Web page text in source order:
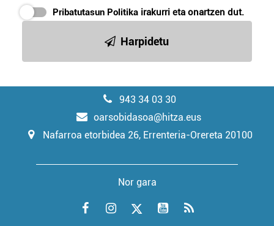
Pribatutasun Politika irakurri eta onartzen dut.
Harpidetu
943 34 03 30
oarsobidasoa@hitza.eus
Nafarroa etorbidea 26, Errenteria-Orereta 20100
Nor gara